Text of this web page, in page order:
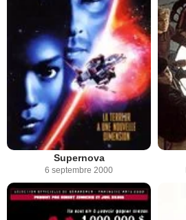
Supernova
6 septembre 2000